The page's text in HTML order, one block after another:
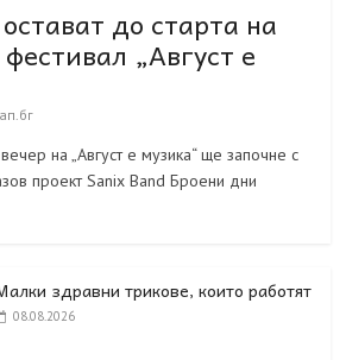
до старта на
„Август е
на „Август е музика“ ще започне с
проект Sanix Band Броени дни
здравни трикове, които работят
08.08.2026